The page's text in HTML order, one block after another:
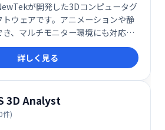
が開発した3Dコンピュータグ
ウェアです。アニメーションや静
、マルチモニター環境にも対応し
リングオプションを提供します。高
制作を支援する、プロフェッショ
です。
詳しく見る
3D Analyst
件)